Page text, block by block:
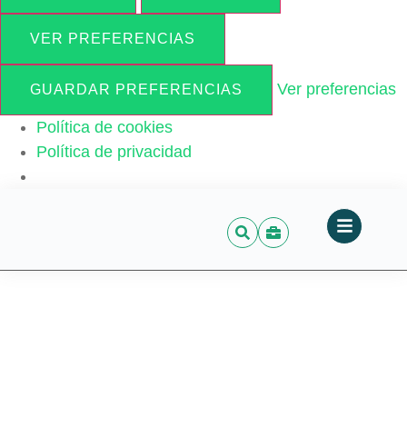
VER PREFERENCIAS
GUARDAR PREFERENCIAS Ver preferencias
Política de cookies
Política de privacidad